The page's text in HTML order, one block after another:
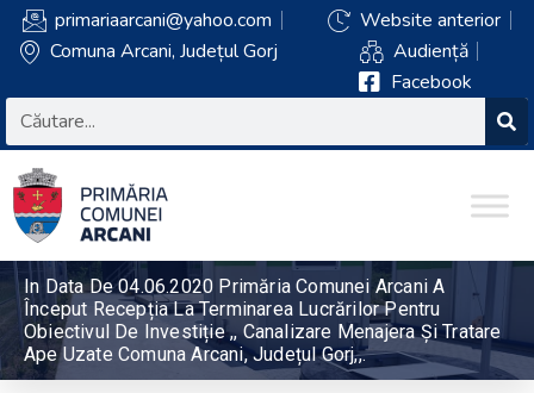
primariaarcani@yahoo.com
Comuna Arcani, Județul Gorj
Website anterior
Audiență
Facebook
In Data De 04.06.2020 Primăria Comunei Arcani A
Început Recepția La Terminarea Lucrărilor Pentru
Obiectivul De Investiție ,, Canalizare Menajera Și Tratare
Ape Uzate Comuna Arcani, Județul Gorj,,.